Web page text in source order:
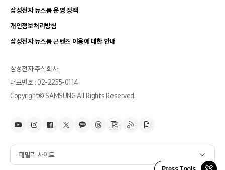
삼성전자 뉴스룸 운영 정책
개인정보처리방침
삼성전자 뉴스룸 콘텐츠 이용에 대한 안내
삼성전자 주식회사
대표번호 : 02-2255-0114
Copyright© SAMSUNG All Rights Reserved.
패밀리 사이트